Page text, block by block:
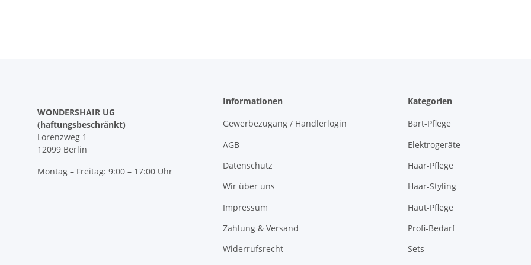
WONDERSHAIR UG
(haftungsbeschränkt)
Lorenzweg 1
12099 Berlin
Montag – Freitag: 9:00 – 17:00 Uhr
Informationen
Gewerbezugang / Händlerlogin
AGB
Datenschutz
Wir über uns
Impressum
Zahlung & Versand
Widerrufsrecht
Kategorien
Bart-Pflege
Elektrogeräte
Haar-Pflege
Haar-Styling
Haut-Pflege
Profi-Bedarf
Sets